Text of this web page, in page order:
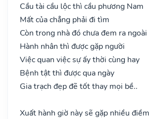
Cầu tài cầu lộc thì cầu phương Nam
Mất của chẳng phải đi tìm
Còn trong nhà đó chưa đem ra ngoài
Hành nhân thì được gặp người
Việc quan việc sự ấy thời cùng hay
Bệnh tật thì được qua ngày
Gia trạch đẹp đẽ tốt thay mọi bề..
Xuất hành giờ này sẽ gặp nhiều